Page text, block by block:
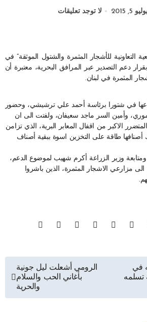
5, 2015 لا توجد تعليقات
دعم التصدير عبر المرافق البحرية، معتبرة أن
المثمرة في لبنان.
في شتورا برئاسة أحمد علي ترشيشي، وحضور
وأمين السر ماجد سعيفان، ولفتت الى ان
الاكبر من اقفال المعابر البرية، الذي تزامن
أصنافها طاقة على التخزين اسوة ببقية أصناف
وزير الزراعة أكرم شهيب لموضوع الدعم،
الى مزارعي الاشجار المثمرة، الذين باشروا
في
تسلمه
الرومي أشعلت ليل جونية
بأغاني الحب والسلام
والحرية